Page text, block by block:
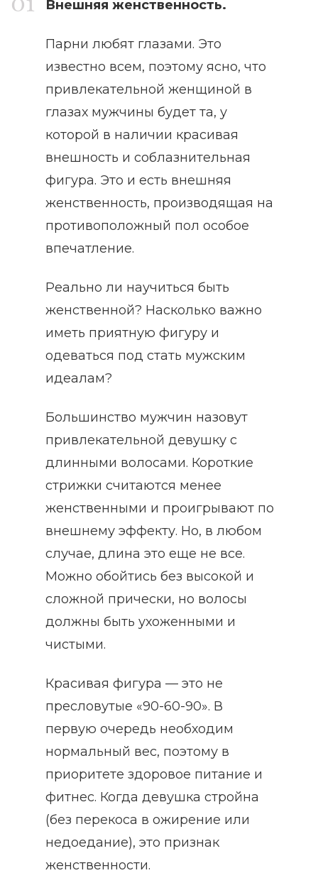
Внешняя женственность.
Парни любят глазами. Это
известно всем, поэтому ясно, что
привлекательной женщиной в
глазах мужчины будет та, у
которой в наличии красивая
внешность и соблазнительная
фигура. Это и есть внешняя
женственность, производящая на
противоположный пол особое
впечатление.
Реально ли научиться быть
женственной? Насколько важно
иметь приятную фигуру и
одеваться под стать мужским
идеалам?
Большинство мужчин назовут
привлекательной девушку с
длинными волосами. Короткие
стрижки считаются менее
женственными и проигрывают по
внешнему эффекту. Но, в любом
случае, длина это еще не все.
Можно обойтись без высокой и
сложной прически, но волосы
должны быть ухоженными и
чистыми.
Красивая фигура — это не
пресловутые «90-60-90». В
первую очередь необходим
нормальный вес, поэтому в
приоритете здоровое питание и
фитнес. Когда девушка стройна
(без перекоса в ожирение или
недоедание), это признак
женственности.